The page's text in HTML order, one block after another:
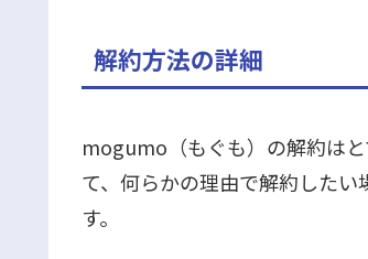
解約方法の詳細
mogumo（もぐも）の解約は
て、何らかの理由で解約した
す。